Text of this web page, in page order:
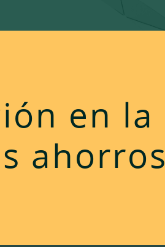
en la
ahorros